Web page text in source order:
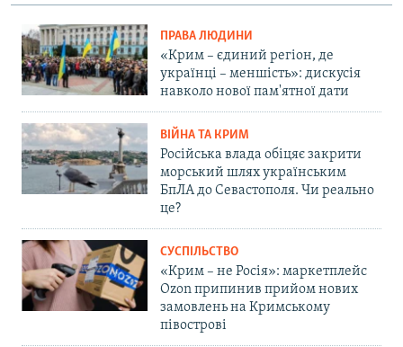
ПРАВА ЛЮДИНИ
«Крим – єдиний регіон, де
українці – меншість»: дискусія
навколо нової пам'ятної дати
ВІЙНА ТА КРИМ
Російська влада обіцяє закрити
морський шлях українським
БпЛА до Севастополя. Чи реально
це?
СУСПІЛЬСТВО
«Крим – не Росія»: маркетплейс
Ozon припинив прийом нових
замовлень на Кримському
півострові